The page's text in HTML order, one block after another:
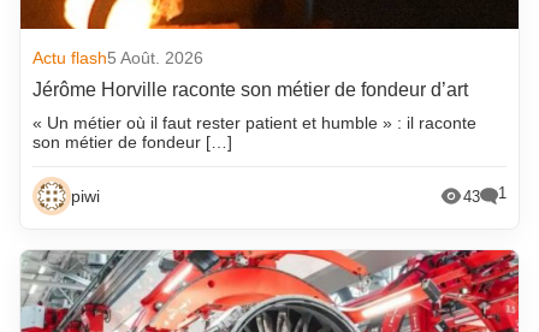
Actu flash5 Août. 2026
Jérôme Horville raconte son métier de fondeur d’art
« Un métier où il faut rester patient et humble » : il raconte
son métier de fondeur […]
piwi 43 1